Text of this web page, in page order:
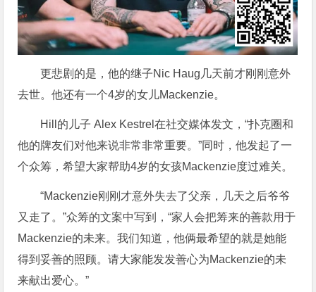
更悲剧的是，他的继子Nic Haug几天前才刚刚意外
去世。他还有一个4岁的女儿Mackenzie。
Hill的儿子 Alex Kestrel在社交媒体发文，“扑克圈和
他的牌友们对他来说非常非常重要。”同时，他发起了一
个众筹，希望大家帮助4岁的女孩Mackenzie度过难关。
“Mackenzie刚刚才意外失去了父亲，几天之后爷爷
又走了。”众筹的文案中写到，“家人会把筹来的善款用于
Mackenzie的未来。我们知道，他俩最希望的就是她能
得到妥善的照顾。请大家能发发善心为Mackenzie的未
来献出爱心。”